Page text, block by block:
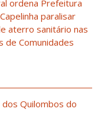
ordena Prefeitura
paralisar
aterro sanitário nas
de Comunidades
Quilombos do